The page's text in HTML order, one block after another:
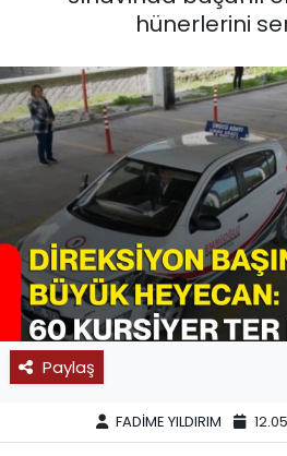
hünerlerini
Paylaş
FADİME YILDIRIM
SPOR
11:11 MANŞET